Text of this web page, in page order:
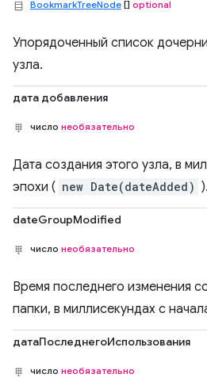
BookmarkTreeNode [] optional
Упорядоченный список
узла.
дата добавления
число необязательно
Дата создания этого узла, в
эпохи ( new Date(dateAdded) ).
dateGroupModified
число необязательно
Время последнего изменения
папки, в миллисекундах с
датаПоследнегоИспользования
число необязательно